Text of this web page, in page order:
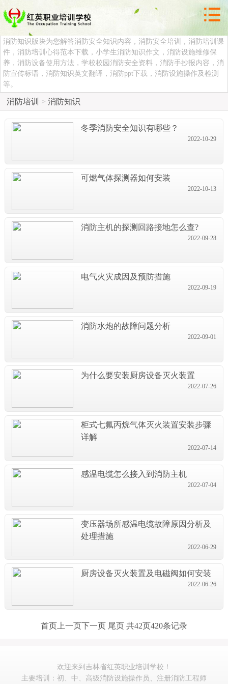

 消防知识 
消防知识版块为您解答消防安全知识内容，消防安全培训，消防培训课
件，消防培训心得范本下载，小学生消防知识作文，消防设施维修保
养，消防设备使用方法，学校校园消防安全资料，消防手抄报内容，消
防宣传标语，消防知识英文翻译，消防ppt下载，消防设施操作及检测
等。
消防培训 > 消防知识
冬季消防安全知识有哪些？
2022-10-29
可燃气体探测器如何安装
2022-10-13
消防主机的探测回路接地怎么查?
2022-09-28
电气火灾成因及预防措施
2022-09-19
消防水炮的故障问题分析
2022-09-01
为什么要安装厨房设备灭火装置
2022-07-26
柜式七氟丙烷气体灭火装置安装步骤
详解
2022-07-14
感温电缆怎么接入到消防主机
2022-07-04
变压器场所感温电缆故障原因分析及
处理措施
2022-06-29
厨房设备灭火装置及电磁阀如何安装
2022-06-26
首页 上一页下一页 尾页 共42页420条记录
欢迎来到吉林省红英职业培训学校！
主要培训：初、中、高级消防设施操作员、注册消防工程师